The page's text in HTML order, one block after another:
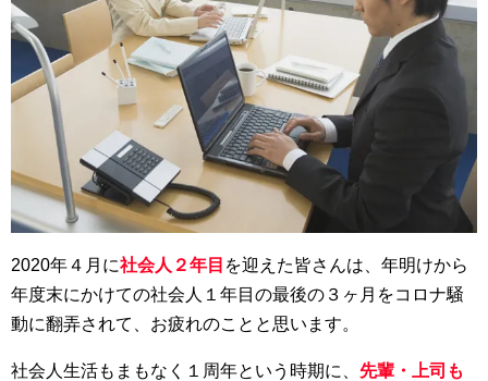
2020年４月に社会人２年目 を迎えた皆さんは、年明けから
年度末にかけての社会人１年目の最後の３ヶ月をコロナ騒
動に翻弄されて、お疲れのことと思います。
社会人生活もまもなく１周年という時期に、 先輩・上司も